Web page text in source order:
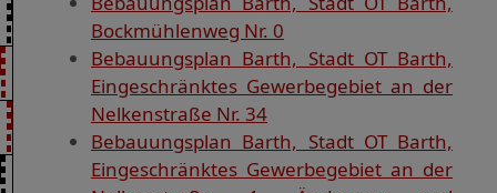
Bockmühlenweg Nr. 0
Bebauungsplan Barth, Stadt OT Barth,
Eingeschränktes Gewerbegebiet an der
Nelkenstraße Nr. 34
Bebauungsplan Barth, Stadt OT Barth,
Eingeschränktes Gewerbegebiet an der